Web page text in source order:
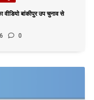
बांकीपुर उप चुनाव से
0